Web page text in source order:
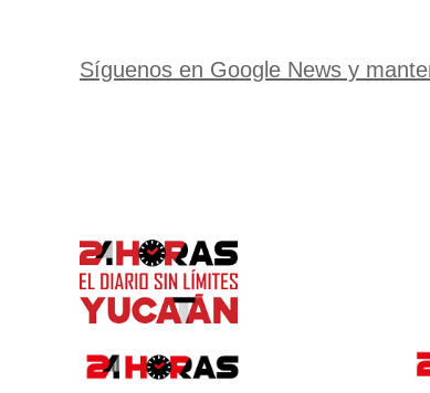
Síguenos en Google News y